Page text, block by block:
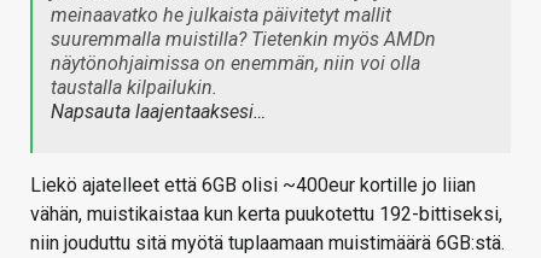
meinaavatko he julkaista päivitetyt mallit
suuremmalla muistilla? Tietenkin myös AMDn
näytönohjaimissa on enemmän, niin voi olla
taustalla kilpailukin.
Napsauta laajentaaksesi…
Liekö ajatelleet että 6GB olisi ~400eur kortille jo liian
vähän, muistikaistaa kun kerta puukotettu 192-bittiseksi,
niin jouduttu sitä myötä tuplaamaan muistimäärä 6GB:stä.